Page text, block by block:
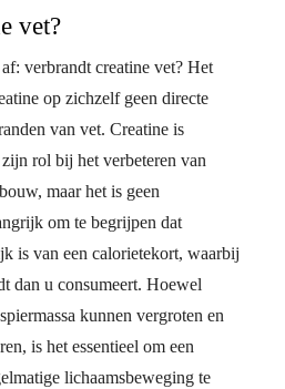
vet?
verbrandt creatine vet? Het
op zichzelf geen directe
van vet. Creatine is
rol bij het verbeteren van
maar het is geen
om te begrijpen dat
is van een calorietekort, waarbij
dan u consumeert. Hoewel
kunnen vergroten en
is het essentieel om een
lichaamsbeweging te